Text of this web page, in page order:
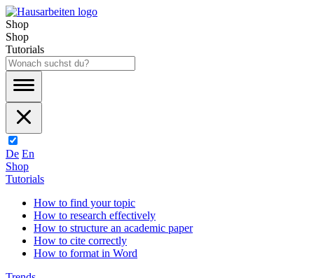
Shop
Shop
Tutorials
De En
Shop
Tutorials
How to find your topic
How to research effectively
How to structure an academic paper
How to cite correctly
How to format in Word